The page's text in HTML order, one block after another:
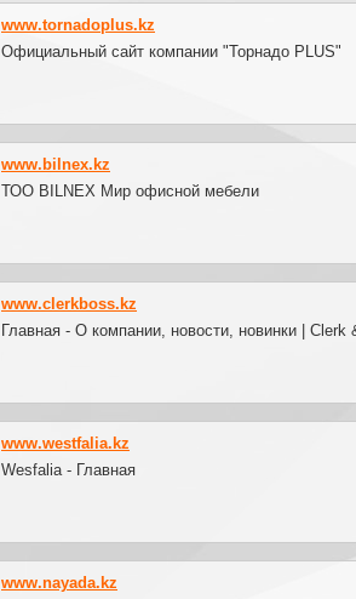
www.tornadoplus.kz
Официальный сайт компании "Торнадо PLUS"
www.bilnex.kz
ТОО BILNEX Мир офисной мебели
www.clerkboss.kz
Главная - О компании, новости, новинки | Clerk
www.westfalia.kz
Wesfalia - Главная
www.nayada.kz